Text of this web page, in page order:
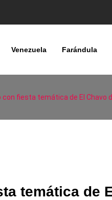
Venezuela Farándula
con fiesta temática de El Chavo
temática de